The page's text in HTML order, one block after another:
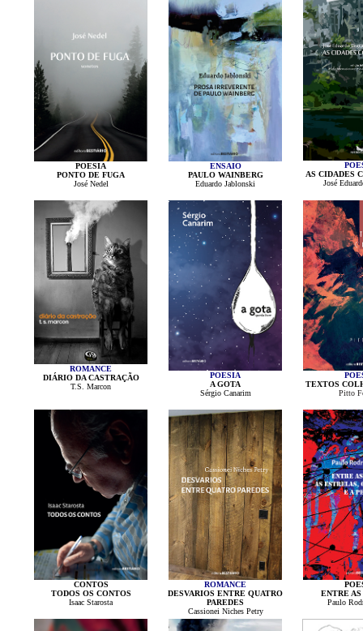
POESIA
PONTO DE FUGA
José Nedel
ENSAIO
PAULO WAINBERG
Eduardo Jablonski
AS CIDADES
José
ROMANCE
DIÁRIO DA CASTRAÇÃO
T.S. Marcon
POESIA
A GOTA
Sérgio Canarim
TEXTOS
Pitto
CONTOS
TODOS OS CONTOS
Isaac Starosta
ROMANCE
DESVARIOS ENTRE QUATRO
PAREDES
Cassionei Niches Petry
ENTRE
Paulo